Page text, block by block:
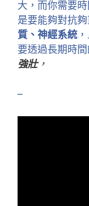
大，而你需要
是要能夠對抗
質、神經系統 ，
要透過長期時
強壯，
–